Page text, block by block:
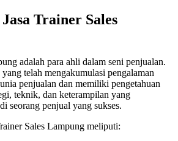
Trainer Sales
adalah para ahli dalam seni penjualan.
telah mengakumulasi pengalaman
penjualan dan memiliki pengetahuan
teknik, dan keterampilan yang
seorang penjual yang sukses.
Sales Lampung meliputi: